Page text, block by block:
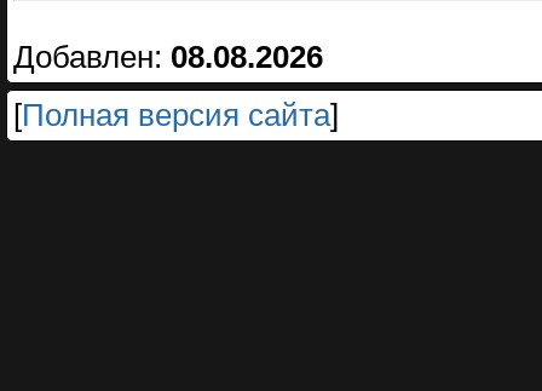
Добавлен: 08.08.2026
[Полная версия сайта]